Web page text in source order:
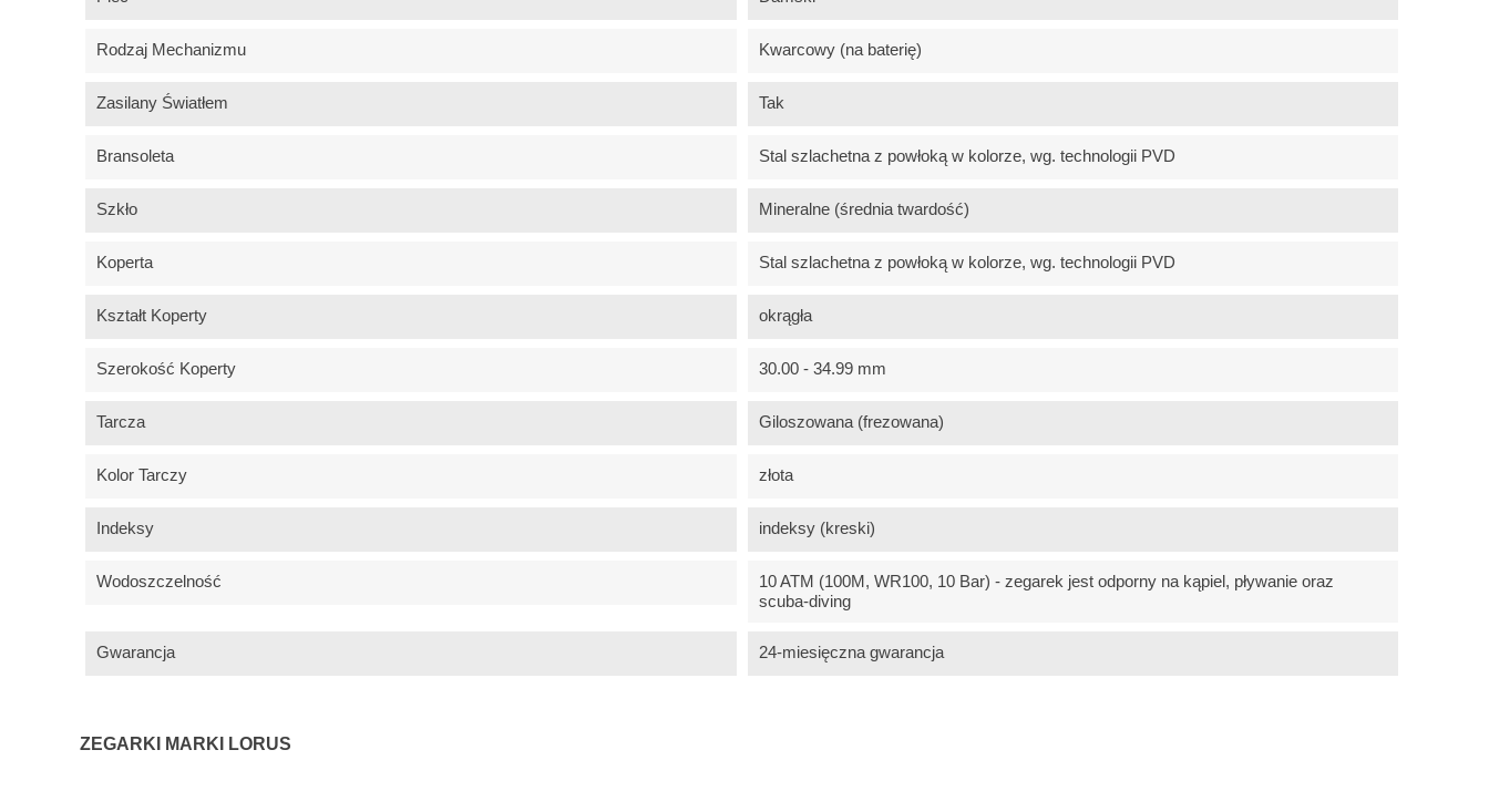
Rodzaj Mechanizmu Kwarcowy (na baterię)
Zasilany Światłem Tak
Bransoleta Stal szlachetna z powłoką w kolorze, wg. technologii PVD
Szkło Mineralne (średnia twardość)
Koperta Stal szlachetna z powłoką w kolorze, wg. technologii PVD
Kształt Koperty okrągła
Szerokość Koperty 30.00 - 34.99 mm
Tarcza Giloszowana (frezowana)
Kolor Tarczy złota
Indeksy indeksy (kreski)
Wodoszczelność
10 ATM (100M, WR100, 10 Bar) - zegarek jest odporny na kąpiel, pływanie oraz
scuba-diving
Gwarancja 24-miesięczna gwarancja
ZEGARKI MARKI LORUS